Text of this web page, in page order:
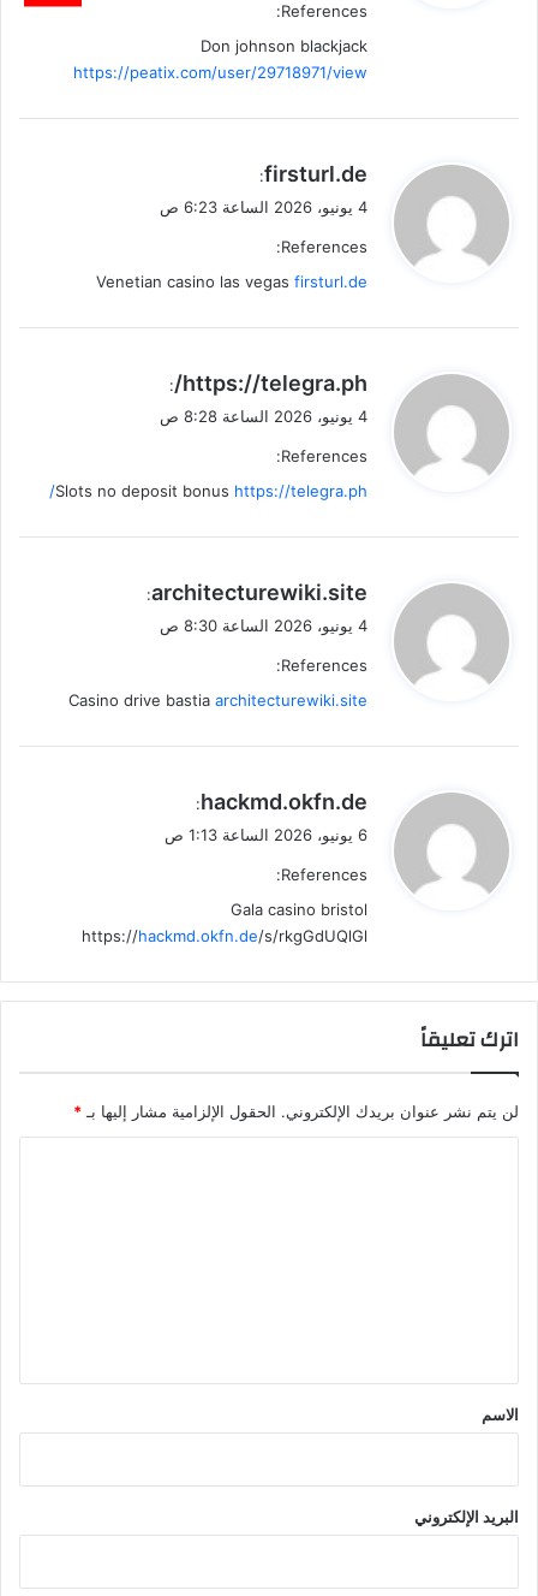
References:
Don johnson blackjack
https://peatix.com/user/29718971/view
ي
ق
ل
firsturl.de
:
4 يونيو، 2026 الساعة 6:23 ص
References:
Venetian casino las vegas firsturl.de
ي
ق
ل
https://telegra.ph/
:
4 يونيو، 2026 الساعة 8:28 ص
References:
Slots no deposit bonus https://telegra.ph/
ي
ق
ل
architecturewiki.site
:
4 يونيو، 2026 الساعة 8:30 ص
References:
Casino drive bastia architecturewiki.site
ي
ق
ل
hackmd.okfn.de
:
6 يونيو، 2026 الساعة 1:13 ص
References:
Gala casino bristol
https://hackmd.okfn.de/s/rkgGdUQlGl
اترك تعليقاً
لن يتم نشر عنوان بريدك الإلكتروني. الحقول الإلزامية مشار إليها بـ*
*
الاسم
البريد الإلكتروني